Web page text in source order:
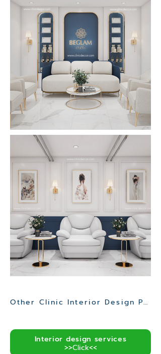
Other Clinic Interior Design Project>>
Interior design services
>>Click<<